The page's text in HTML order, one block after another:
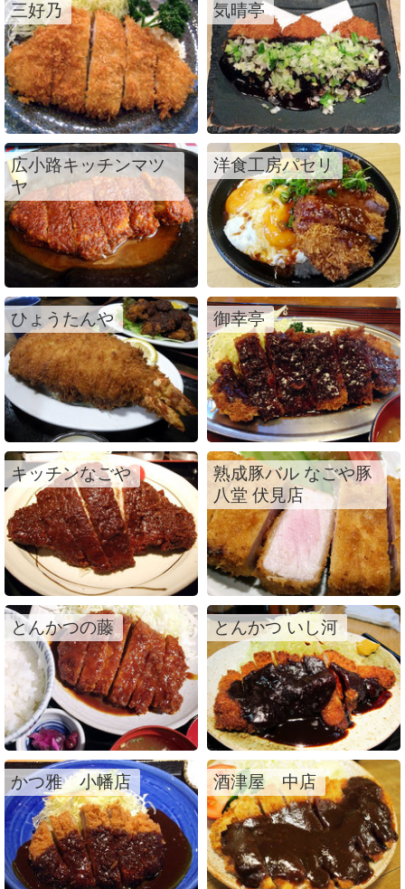
三好乃 気晴亭
広小路キッチンマツ
ヤ
洋食工房パセリ
ひょうたんや 御幸亭
キッチンなごや
熟成豚バル なごや豚
八堂 伏見店
とんかつの藤 とんかつ いし河
かつ雅 小幡店 酒津屋 中店